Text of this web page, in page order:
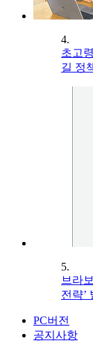
4.
초고
길 정
5.
브라
전략’
PC버전
공지사항